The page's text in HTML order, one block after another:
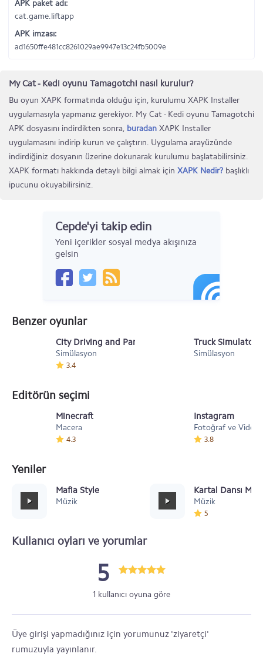
APK paket adı:
cat.game.liftapp
APK imzası:
ad1650ffe481cc8261029ae9947e13c24fb5009e
My Cat - Kedi oyunu Tamagotchi nasıl kurulur?
Bu oyun XAPK formatında olduğu için, kurulumu XAPK Installer
uygulamasıyla yapmanız gerekiyor. My Cat - Kedi oyunu Tamagotchi
APK dosyasını indirdikten sonra, buradan XAPK Installer
uygulamasını indirip kurun ve çalıştırın. Uygulama arayüzünde
indirdiğiniz dosyanın üzerine dokunarak kurulumu başlatabilirsiniz.
XAPK formatı hakkında detaylı bilgi almak için XAPK Nedir? başlıklı
ipucunu okuyabilirsiniz.
Cepde'yi takip edin
Yeni içerikler sosyal medya akışınıza
gelsin
Benzer oyunlar
City Driving and Parking 3D v1.5
Simülasyon
3.4
Truck Simulator
Simülasyon
Editörün seçimi
Minecraft
Macera
4.3
Instagram
Fotoğraf ve Video
3.8
Yeniler
Mafia Style
Müzik
Kartal Dansı
Müzik
5
Kullanıcı oyları ve yorumlar
5
1 kullanıcı oyuna göre
Üye girişi yapmadığınız için yorumunuz 'ziyaretçi'
rumuzuyla yayınlanır.